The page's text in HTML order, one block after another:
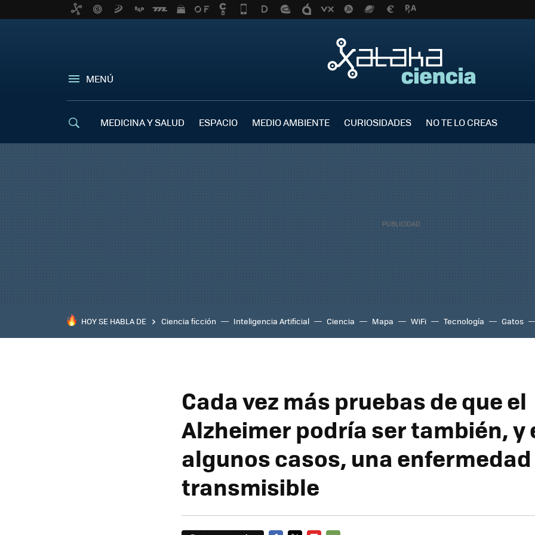
MENÚ
MEDICINA Y SALUD ESPACIO MEDIO AMBIENTE CURIOSIDADES NO TE LO CREAS
HOY SE HABLA DE Ciencia ficción Inteligencia Artificial Ciencia Mapa WiFi Tecnología Gatos
Cada vez más pruebas de que el
Alzheimer podría ser también, y
algunos casos, una enfermedad
transmisible